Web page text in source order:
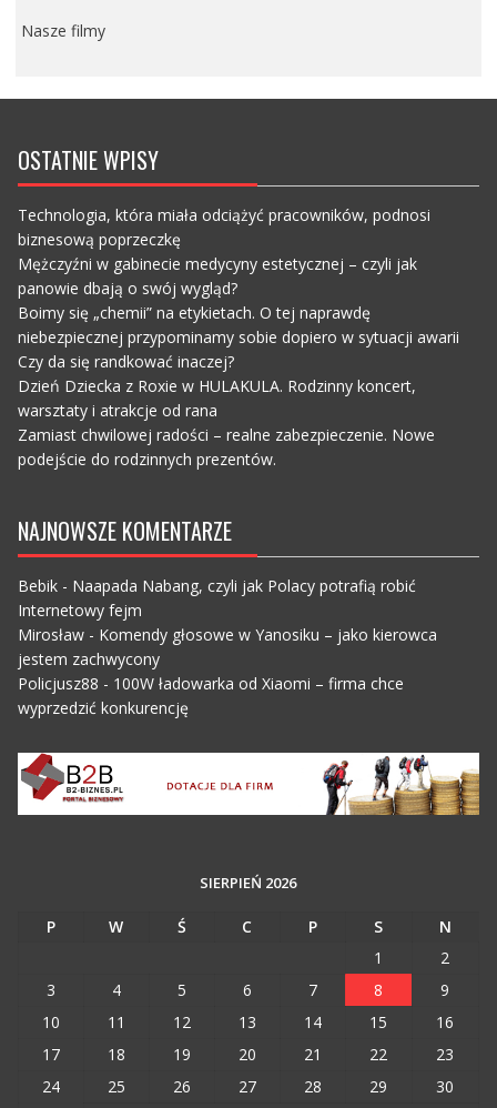
Nasze filmy
OSTATNIE WPISY
Technologia, która miała odciążyć pracowników, podnosi
biznesową poprzeczkę
Mężczyźni w gabinecie medycyny estetycznej – czyli jak
panowie dbają o swój wygląd?
Boimy się „chemii” na etykietach. O tej naprawdę
niebezpiecznej przypominamy sobie dopiero w sytuacji awarii
Czy da się randkować inaczej?
Dzień Dziecka z Roxie w HULAKULA. Rodzinny koncert,
warsztaty i atrakcje od rana
Zamiast chwilowej radości – realne zabezpieczenie. Nowe
podejście do rodzinnych prezentów.
NAJNOWSZE KOMENTARZE
Bebik- Naapada Nabang, czyli jak Polacy potrafią robić
Internetowy fejm
Mirosław- Komendy głosowe w Yanosiku – jako kierowca
jestem zachwycony
Policjusz88 - 100W ładowarka od Xiaomi – firma chce
wyprzedzić konkurencję
SIERPIEŃ 2026
P W Ś C P S
N
1
2
3
4 5 6 7 8
9
10
11 12 13 14 15
16
17
18 19 20 21 22
23
24
25 26 27 28 29 30